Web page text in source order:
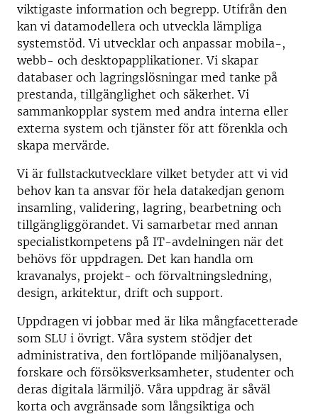
viktigaste information och begrepp. Utifrån den
kan vi datamodellera och utveckla lämpliga
systemstöd. Vi utvecklar och anpassar mobila-,
webb- och desktopapplikationer. Vi skapar
databaser och lagringslösningar med tanke på
prestanda, tillgänglighet och säkerhet. Vi
sammankopplar system med andra interna eller
externa system och tjänster för att förenkla och
skapa mervärde.
Vi är fullstackutvecklare vilket betyder att vi vid
behov kan ta ansvar för hela datakedjan genom
insamling, validering, lagring, bearbetning och
tillgängliggörandet. Vi samarbetar med annan
specialistkompetens på IT-avdelningen när det
behövs för uppdragen. Det kan handla om
kravanalys, projekt- och förvaltningsledning,
design, arkitektur, drift och support.
Uppdragen vi jobbar med är lika mångfacetterade
som SLU i övrigt. Våra system stödjer det
administrativa, den fortlöpande miljöanalysen,
forskare och försöksverksamheter, studenter och
deras digitala lärmiljö. Våra uppdrag är såväl
korta och avgränsade som långsiktiga och